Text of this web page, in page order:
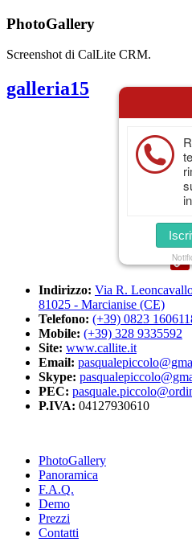
PhotoGallery
Screenshot di CalLite CRM.
galleria15
Indirizzo: Via R.
81025 - Marcianise (CE)
Telefono: (+39) 0823
Mobile: (+39) 328 9335592
Site: www.callite.it
Email:
Skype:
PEC:
P.IVA: 04127930610
PhotoGallery
Panoramica
F.A.Q.
Demo
Prezzi
Contatti